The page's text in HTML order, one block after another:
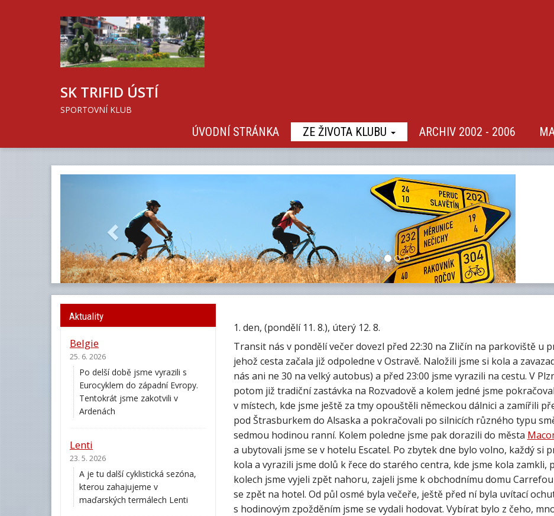
SK TRIFID ÚSTÍ
SPORTOVNÍ KLUB
ÚVODNÍ STRÁNKA ZE ŽIVOTA KLUBU ARCHIV 2002 - 2006
1. den, (pondělí 11. 8.), úterý 12. 8.
Transit nás v pondělí večer dovezl před 22:30 na Zličín na parkoviště u
jehož cesta začala již odpoledne v Ostravě. Naložili jsme si kola a
nás ani ne 30 na velký autobus) a před 23:00 jsme vyrazili na cestu. V
potom již tradiční zastávka na Rozvadově a kolem jedné jsme
v místech, kde jsme ještě za tmy opouštěli německou dálnici a zamířili
pod Štrasburkem do Alsaska a pokračovali po silnicích různého typu
sedmou hodinou ranní. Kolem poledne jsme pak dorazili do města
a ubytovali jsme se v hotelu Escatel. Po zbytek dne bylo volno, každý si
kola a vyrazili jsme dolů k řece do starého centra, kde jsme kola zamkli,
kolech jsme vyjeli zpět nahoru, zajeli jsme k obchodnímu domu
se zpět na hotel. Od půl osmé byla večeře, ještě před ní byla uvítací
s hodinovým zpožděním jsme se vydali hodovat. Vybírat bylo z čeho,
Aktuality
Belgie
25. 6. 2026
Po delší době jsme vyrazili s
Eurocyklem do západní Evropy.
Tentokrát jsme zakotvili v
Ardenách
Lenti
23. 5. 2026
A je tu další cyklistická sezóna,
kterou zahajujeme v
maďarských termálech Lenti